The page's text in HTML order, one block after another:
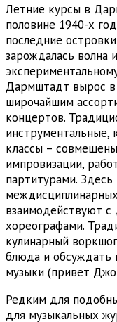
Летние курсы в
половине 1940-х
последние
зарождалась волна
Дармштадт вырос в
широчайшим
концертов.
инструментальные,
классы –
импровизации,
партитурами.
взаимодействуют
хореографами.
кулинарный
блюда и обсуждать
музыки (привет
Редким для
для музыкальных